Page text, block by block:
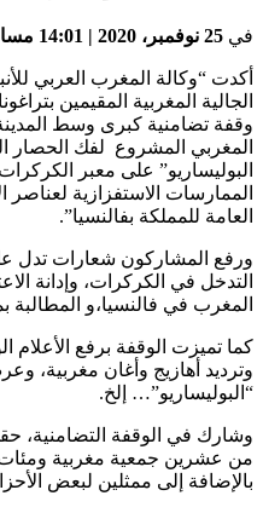
25 نوفمبر، 2020 | 14:01 مساءً
“وكالة المغرب العربي للأنباء”
المغربية المقيمين بتراغونا (
تضامنية كبرى وسط المدينة
المشروع لفك الحصار
على معبر الكركرات
الاستفزازية لعناصر
للمملكة بفالنسيا”.
المشاركون شعارات تدل على
في الكركرات، وإدانة
في فالنسيا،و المطالبة
تميزت الوقفة برفع الأعلام
أهازيج وأغان مغربية، وعرض
إلخ.
في الوقفة التضامنية،
جمعية مغربية ومئات
إلى ممثلين لبعض الأحزاب